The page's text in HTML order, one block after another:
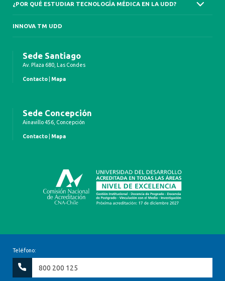
¿POR QUÉ ESTUDIAR TECNOLOGÍA MÉDICA EN LA UDD?
INNOVA TM UDD
Sede Santiago
Av. Plaza 680, Las Condes
Contacto Mapa
Sede Concepción
Ainavillo 456, Concepción
Contacto Mapa
Teléfono:
800 200 125